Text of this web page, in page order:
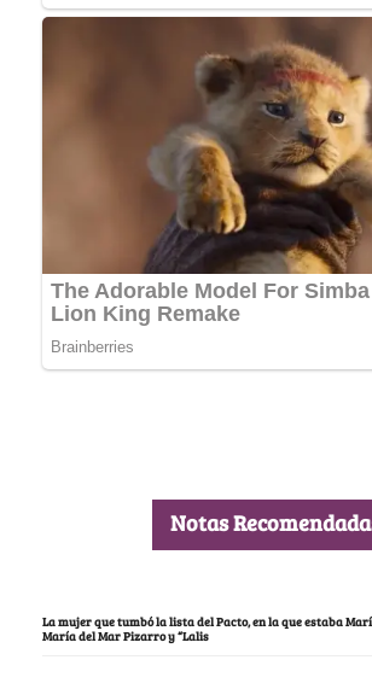
Notas
La mujer que tumbó la lista del Pacto, en la que estaba
María del Mar Pizarro y “Lalis